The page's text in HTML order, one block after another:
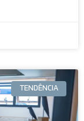
TENDÊNCIA